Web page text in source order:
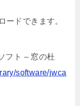
ードできます。
フト – 窓の杜
software/jwca